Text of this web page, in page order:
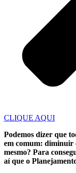
CLIQUE AQUI
Podemos dizer que
em comum: diminuir
mesmo? Para
aí que o